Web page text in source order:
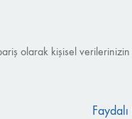
olarak kişisel verilerinizin